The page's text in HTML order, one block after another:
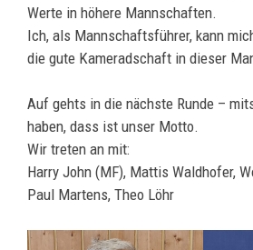
Werte in höhere Mannschaften.
Ich, als Mannschaftsführer, kann
die gute Kameradschaft in dieser
Auf gehts in die nächste Runde –
haben, dass ist unser Motto.
Wir treten an mit:
Harry John (MF), Mattis Waldhofer,
Paul Martens, Theo Löhr